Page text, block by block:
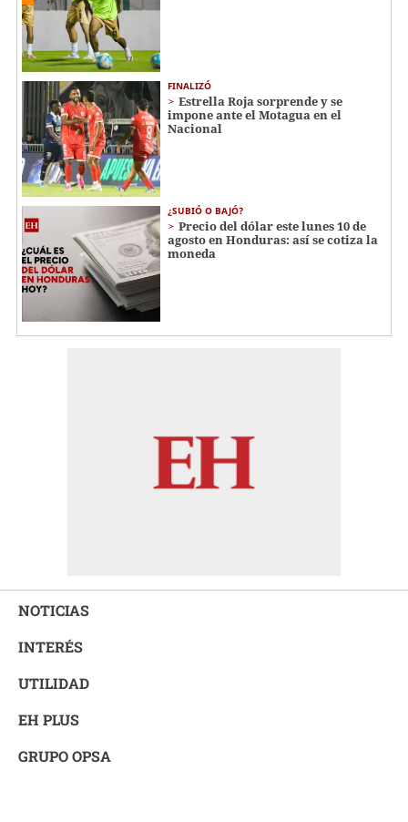
FINALIZÓ
Estrella Roja sorprende y se
impone ante el Motagua en el
Nacional
¿SUBIÓ O BAJÓ?
Precio del dólar este lunes 10 de
agosto en Honduras: así se cotiza la
moneda
NOTICIAS
INTERÉS
UTILIDAD
EH PLUS
GRUPO OPSA